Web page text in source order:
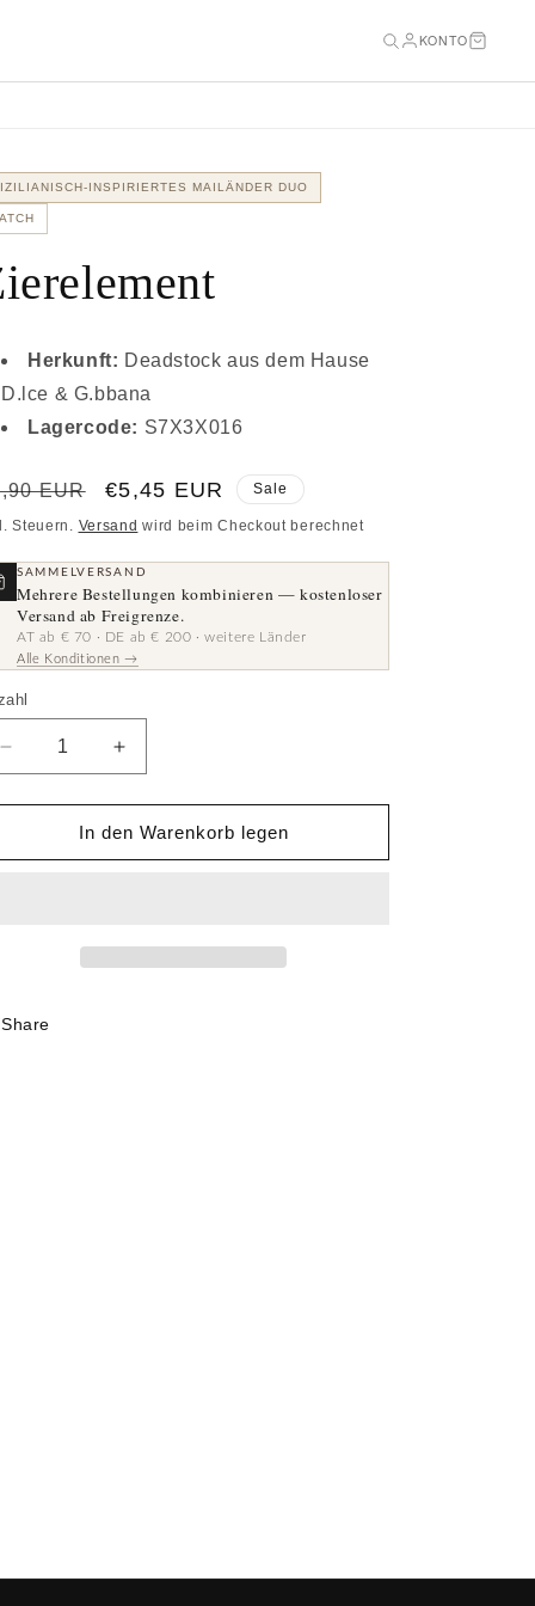
KONTO
INSPIRIERTES MAILÄNDER DUO
Herkunft: Deadstock aus dem Hause
D.lce & G.bbana
Lagercode: S7X3X016
EUR Verkaufspreis
€5,45 EUR Sale
Steuern. Versand wird beim Checkout berechnet
SAMMELVERSAND
Mehrere Bestellungen kombinieren — kostenloser
Versand ab Freigrenze.
AT ab € 70 · DE ab € 200 · weitere Länder
Alle Konditionen →
Verringere
die
Menge
Zierelement
Erhöhe
die
Menge
für
Zierelement
In den Warenkorb legen
Share